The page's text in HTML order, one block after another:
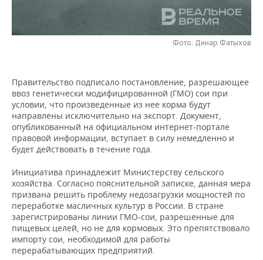
НЕФТЬ
ЭНЕРГЕТИКА
РОЗНИЧНАЯ ТОРГОВЛЯ
НОВОСТИ ТЕХНОЛОГИЙ
ТЕЛЕКОММУНИКАЦИИ
БИЗНЕС-БРАНЧИ
ONLINE-КОНФЕРЕНЦИИ
ОТКРЫТАЯ ЛЕКЦИЯ
ФУТБОЛ
ХОККЕЙ
БАСКЕТБОЛ
ВОЛЕЙБОЛ
КИБЕРСПОРТ
ФИГУРНОЕ КАТАНИЕ
ОБЩЕСТВО
НОВОСТИ ОБЩЕСТВА
ВЛАСТЬ
ИНФРАСТРУКТУРА
ИСТОРИЯ
КУЛЬТУРА
МЕДИЦИНА
ФОТОГАЛЕРЕЯ
СЮЖЕТЫ
СПРАВОЧНИК
СПИСОК ПЕРСОН
СПИСОК КОМПАНИЙ
ПОЛНАЯ ВЕРСИЯ
Фото: Динар Фатыхов
Правительство подписало постановление, разрешающее
ввоз генетически модифицированной (ГМО) сои при
условии, что произведенные из нее корма будут
направлены исключительно на экспорт. Документ,
опубликованный на официальном интернет-портале
правовой информации, вступает в силу немедленно и
будет действовать в течение года.
Инициатива принадлежит Министерству сельского
хозяйства. Согласно пояснительной записке, данная мера
призвана решить проблему недозагрузки мощностей по
переработке масличных культур в России. В стране
зарегистрированы линии ГМО-сои, разрешенные для
пищевых целей, но не для кормовых. Это препятствовало
импорту сои, необходимой для работы
перерабатывающих предприятий.